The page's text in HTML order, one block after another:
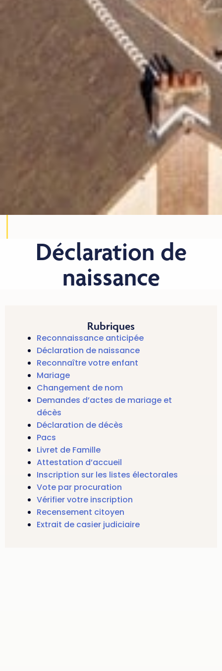
Déclaration de
naissance
Rubriques
Reconnaissance anticipée
Déclaration de naissance
Reconnaître votre enfant
Mariage
Changement de nom
Demandes d’actes de mariage et
décès
Déclaration de décès
Pacs
Livret de Famille
Attestation d’accueil
Inscription sur les listes électorales
Vote par procuration
Vérifier votre inscription
Recensement citoyen
Extrait de casier judiciaire